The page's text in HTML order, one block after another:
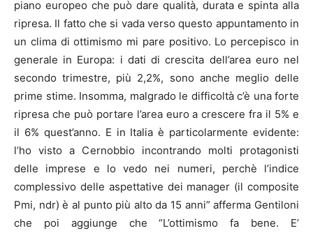
piano europeo che può dare qualità, durata e spinta alla
ripresa. Il fatto che si vada verso questo appuntamento in
un clima di ottimismo mi pare positivo. Lo percepisco in
generale in Europa: i dati di crescita dell’area euro nel
secondo trimestre, più 2,2%, sono anche meglio delle
prime stime. Insomma, malgrado le difficoltà c’è una forte
ripresa che può portare l’area euro a crescere fra il 5% e
il 6% quest’anno. E in Italia è particolarmente evidente:
l’ho visto a Cernobbio incontrando molti protagonisti
delle imprese e lo vedo nei numeri, perchè l’indice
complessivo delle aspettative dei manager (il composite
Pmi, ndr) è al punto più alto da 15 anni” afferma Gentiloni
che poi aggiunge che “L’ottimismo fa bene. E’